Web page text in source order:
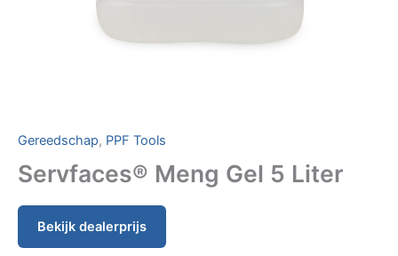
Gereedschap, PPF Tools
Servfaces® Meng Gel 5 Liter
Bekijk dealerprijs